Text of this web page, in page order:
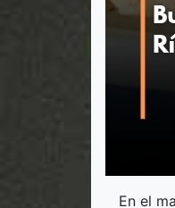
En el